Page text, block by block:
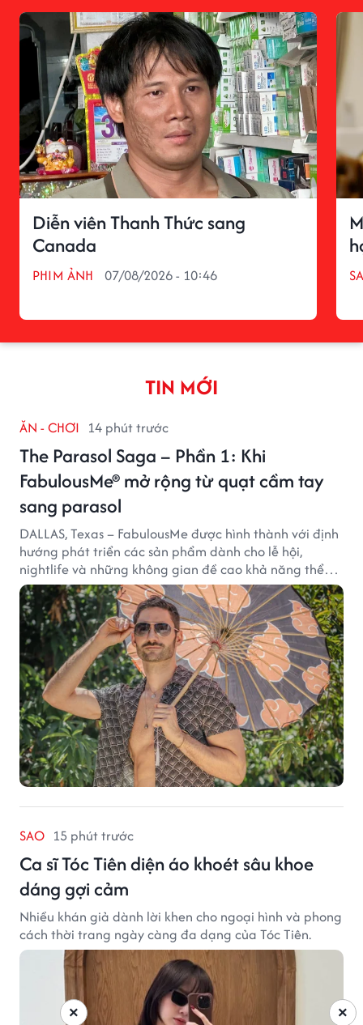
Diễn viên Thanh Thức sang
Canada
PHIM ẢNH 07/08/2026 - 10:46
TIN MỚI
ĂN - CHƠI 14 phút trước
The Parasol Saga – Phần 1: Khi
FabulousMe® mở rộng từ quạt cầm tay
sang parasol
DALLAS, Texas – FabulousMe được hình thành với định
hướng phát triển các sản phẩm dành cho lễ hội,
nightlife và những không gian đề cao khả năng thể
hiện bản thân. Trong quá trình xây dựng thương hiệu,
quạt cầm tay trở thành dòng sản phẩm tạo được
thành công ban đầu, giúp FabulousMe từng bước mở
rộng mức độ hiện diện trên thị trường.
SAO 15 phút trước
Ca sĩ Tóc Tiên diện áo khoét sâu khoe
dáng gợi cảm
Nhiều khán giả dành lời khen cho ngoại hình và phong
cách thời trang ngày càng đa dạng của Tóc Tiên.
×
×